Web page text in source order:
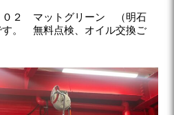
２ マットグリーン （明石
。 無料点検、オイル交換ご